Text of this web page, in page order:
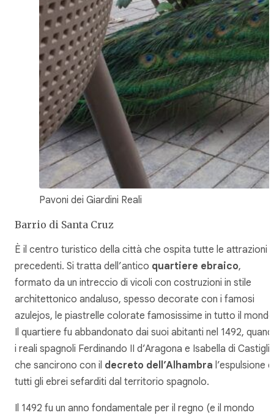
Pavoni dei Giardini Reali
Barrio di Santa Cruz
È il centro turistico della città che ospita tutte le attrazioni
precedenti. Si tratta dell’antico quartiere ebraico,
formato da un intreccio di vicoli con costruzioni in stile
architettonico andaluso, spesso decorate con i famosi
azulejos, le piastrelle colorate famosissime in tutto il
Il quartiere fu abbandonato dai suoi abitanti nel 1492,
i reali spagnoli Ferdinando II d’Aragona e Isabella di
che sancirono con il decreto dell’Alhambra l’espulsione
tutti gli ebrei sefarditi dal territorio spagnolo.
Il 1492 fu un anno fondamentale per il regno (e il mondo